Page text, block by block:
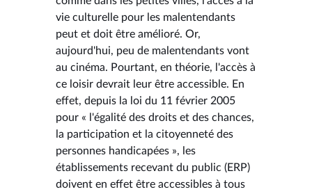
vie culturelle pour les malentendants
peut et doit être amélioré. Or,
aujourd'hui, peu de malentendants vont
au cinéma. Pourtant, en théorie, l'accès à
ce loisir devrait leur être accessible. En
effet, depuis la loi du 11 février 2005
pour « l'égalité des droits et des chances,
la participation et la citoyenneté des
personnes handicapées », les
établissements recevant du public (ERP)
doivent en effet être accessibles à tous